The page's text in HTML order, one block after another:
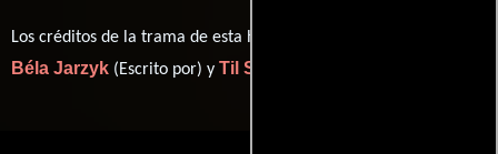
Los créditos de la trama de esta historia están divididos entre
Béla Jarzyk (Escrito por) y Til Schweiger